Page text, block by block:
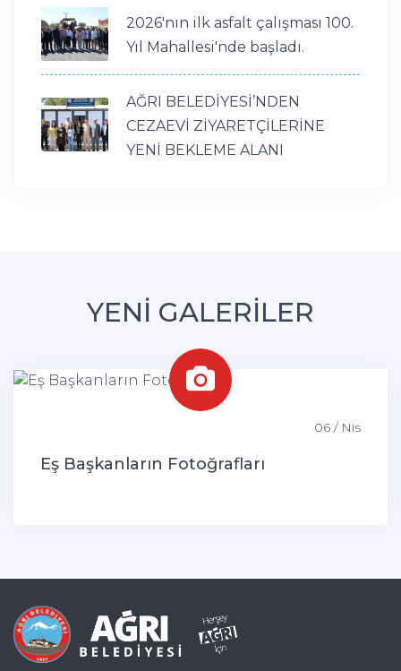
2026'nın ilk asfalt çalışması 100.
Yıl Mahallesi'nde başladı.
AĞRI BELEDİYESİ’NDEN
CEZAEVİ ZİYARETÇİLERİNE
YENİ BEKLEME ALANI
YENİ GALERİLER
06 / Nis
Eş Başkanların Fotoğrafları